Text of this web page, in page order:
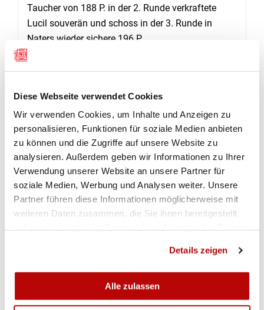
Diese Webseite verwendet Cookies
Wir verwenden Cookies, um Inhalte und Anzeigen zu
personalisieren, Funktionen für soziale Medien anbieten
zu können und die Zugriffe auf unsere Website zu
analysieren. Außerdem geben wir Informationen zu Ihrer
Verwendung unserer Website an unsere Partner für
soziale Medien, Werbung und Analysen weiter. Unsere
Partner führen diese Informationen möglicherweise mit
weiteren Daten zusammen, die Sie ihnen bereitgestellt
Details zeigen
Alle zulassen
Taucher von 188 P. in der 2. Runde verkraftete
Lucil souverän und schoss in der 3. Runde in
Naters wieder sichere 196 P.
3. Cyrielle Righini St. Léonard 554 (185, 186, 183)
Linus Schmid (Visp-Eyholz) belegt Rang 5 mit 545
P. und hat sich von Runde zu Runde stark
verbessert. Enrico Stoffels Ehrgeiz dürfte damit
angestachelt sein. Der Visper findet sich auf Rang
6 mit ebenfalls 545 P. Unter den besten 10 sind
zwei weitere Oberwalliser zu finden: Jonas
Schaller und Flavio Johner (beide Briglina) mit
536 und 534 P.
Erfreulich, dass sich nicht nur Kinder von bereits
seit langem aktiven SchützInnen und Schützen
(Mazotti, Kalbermatten, Schaller u.a.) für diesen
Konzentrations- und Präzisionssport entschieden